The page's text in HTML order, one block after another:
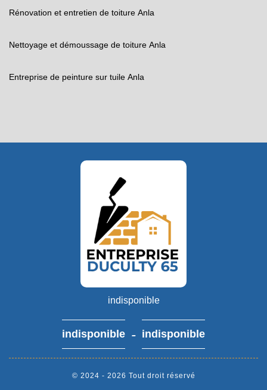
Rénovation et entretien de toiture Anla
Nettoyage et démoussage de toiture Anla
Entreprise de peinture sur tuile Anla
indisponible
indisponible - indisponible
© 2024 - 2026 Tout droit réservé